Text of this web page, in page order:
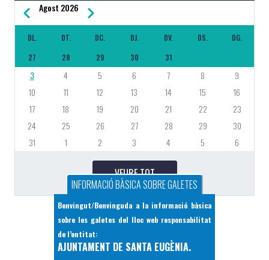
PAGINACIÓ
PreviousAgost 2026 Next
DL. DT. DC. DJ. DV. DS.
DG.
27
28 29 30 31
3
4 5 6 7 8
9
10
11 12 13 14 15
16
17
18 19 20 21 22
23
24
25 26 27 28 29
30
31
1 2 3 4 5 6
VEURE TOT
INFORMACIÓ BÀSICA SOBRE GALETES
Benvingut/Benvinguda a la informació bàsica
sobre les galetes del lloc web responsabilitat
de l’entitat:
AJUNTAMENT DE SANTA EUGÈNIA.